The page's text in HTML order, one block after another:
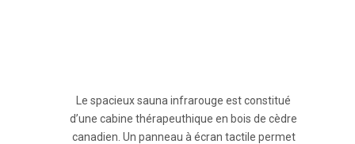
Le spacieux sauna infrarouge est constitué
d’une cabine thérapeuthique en bois de cèdre
canadien. Un panneau à écran tactile permet